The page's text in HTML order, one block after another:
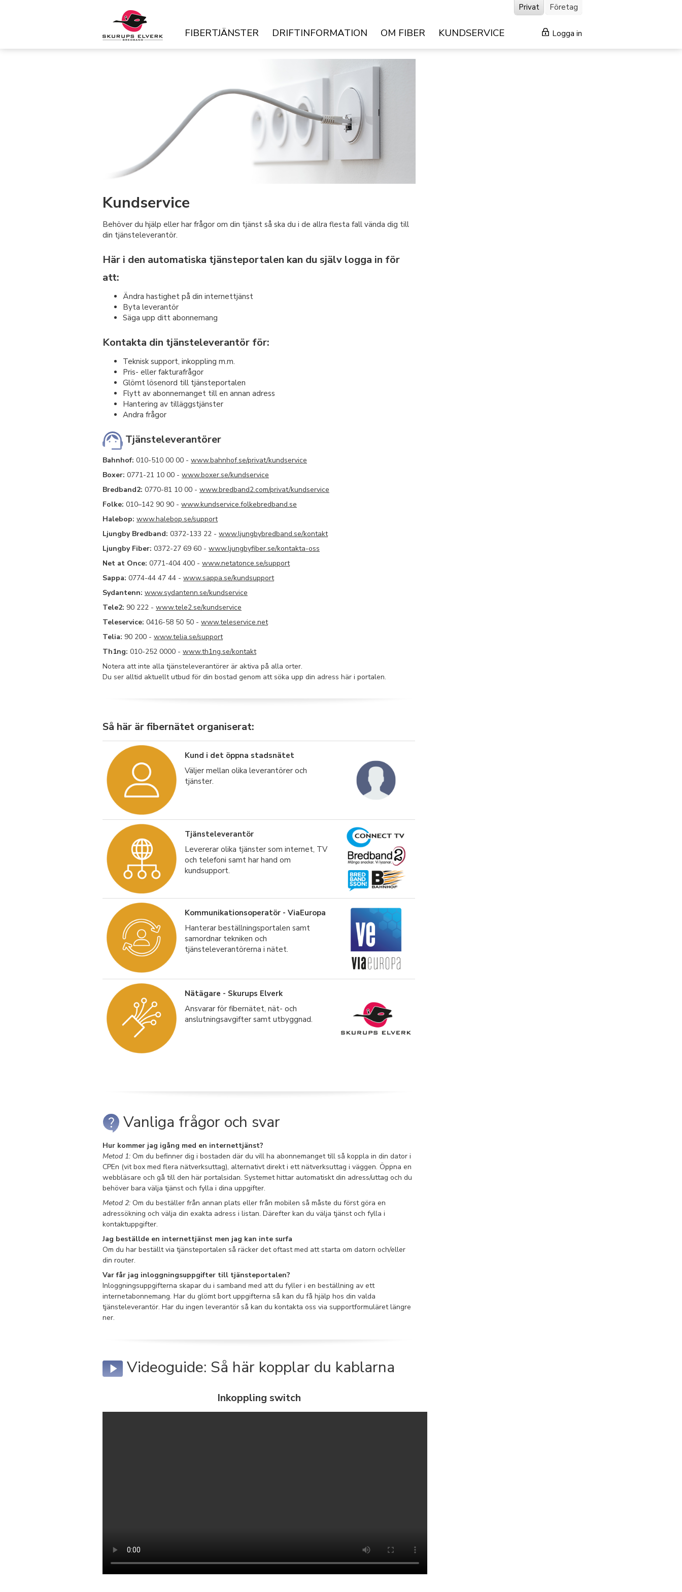
FIBERTJÄNSTER DRIFTINFORMATION OM FIBER KUNDSERVICE Logga in
Privat Företag
Kundservice
Behöver du hjälp eller har frågor om din tjänst så ska du i de allra flesta fall vända dig till
din tjänsteleverantör.
Här i den automatiska tjänsteportalen kan du själv logga in för
att:
Ändra hastighet på din internettjänst
Byta leverantör
Säga upp ditt abonnemang
Kontakta din tjänsteleverantör för:
Teknisk support, inkoppling m.m.
Pris- eller fakturafrågor
Glömt lösenord till tjänsteportalen
Flytt av abonnemanget till en annan adress
Hantering av tilläggstjänster
Andra frågor
Tjänsteleverantörer
Bahnhof: 010-510 00 00 - www.bahnhof.se/privat/kundservice
Boxer: 0771-21 10 00 - www.boxer.se/kundservice
Bredband2: 0770-81 10 00 - www.bredband2.com/privat/kundservice
Folke: 010–142 90 90 - www.kundservice.folkebredband.se
Halebop: www.halebop.se/support
Ljungby Bredband: 0372-133 22 - www.ljungbybredband.se/kontakt
Ljungby Fiber: 0372-27 69 60 - www.ljungbyfiber.se/kontakta-oss
Net at Once: 0771-404 400 - www.netatonce.se/support
Sappa: 0774-44 47 44 - www.sappa.se/kundsupport
Sydantenn: www.sydantenn.se/kundservice
Tele2: 90 222 - www.tele2.se/kundservice
Teleservice: 0416-58 50 50 - www.teleservice.net
Telia: 90 200 - www.telia.se/support
Th1ng: 010-252 0000 - www.th1ng.se/kontakt
Notera att inte alla tjänsteleverantörer är aktiva på alla orter.
Du ser alltid aktuellt utbud för din bostad genom att söka upp din adress här i portalen.
Så här är fibernätet organiserat:
Kund i det öppna stadsnätet
Väljer mellan olika leverantörer och
tjänster.
Tjänsteleverantör
Levererar olika tjänster som internet, TV
och telefoni samt har hand om
kundsupport.
Kommunikationsoperatör - ViaEuropa
Hanterar beställningsportalen samt
samordnar tekniken och
tjänsteleverantörerna i nätet.
Nätägare - Skurups Elverk
Ansvarar för fibernätet, nät- och
anslutningsavgifter samt utbyggnad.
Vanliga frågor och svar
Hur kommer jag igång med en internettjänst?
Metod 1: Om du befinner dig i bostaden där du vill ha abonnemanget till så koppla in din dator i
CPEn (vit box med flera nätverksuttag), alternativt direkt i ett nätverksuttag i väggen. Öppna en
webbläsare och gå till den här portalsidan. Systemet hittar automatiskt din adress/uttag och du
behöver bara välja tjänst och fylla i dina uppgifter.
Metod 2: Om du beställer från annan plats eller från mobilen så måste du först göra en
adressökning och välja din exakta adress i listan. Därefter kan du välja tjänst och fylla i
kontaktuppgifter.
Jag beställde en internettjänst men jag kan inte surfa
Om du har beställt via tjänsteportalen så räcker det oftast med att starta om datorn och/eller
din router.
Var får jag inloggningsuppgifter till tjänsteportalen?
Inloggningsuppgifterna skapar du i samband med att du fyller i en beställning av ett
internetabonnemang. Har du glömt bort uppgifterna så kan du få hjälp hos din valda
tjänsteleverantör. Har du ingen leverantör så kan du kontakta oss via supportformuläret längre
ner.
Videoguide: Så här kopplar du kablarna
Inkoppling switch